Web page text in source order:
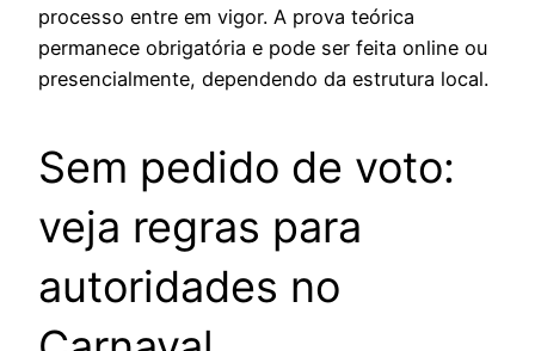
processo entre em vigor. A prova teórica
permanece obrigatória e pode ser feita online ou
presencialmente, dependendo da estrutura local.
Sem pedido de voto:
veja regras para
autoridades no